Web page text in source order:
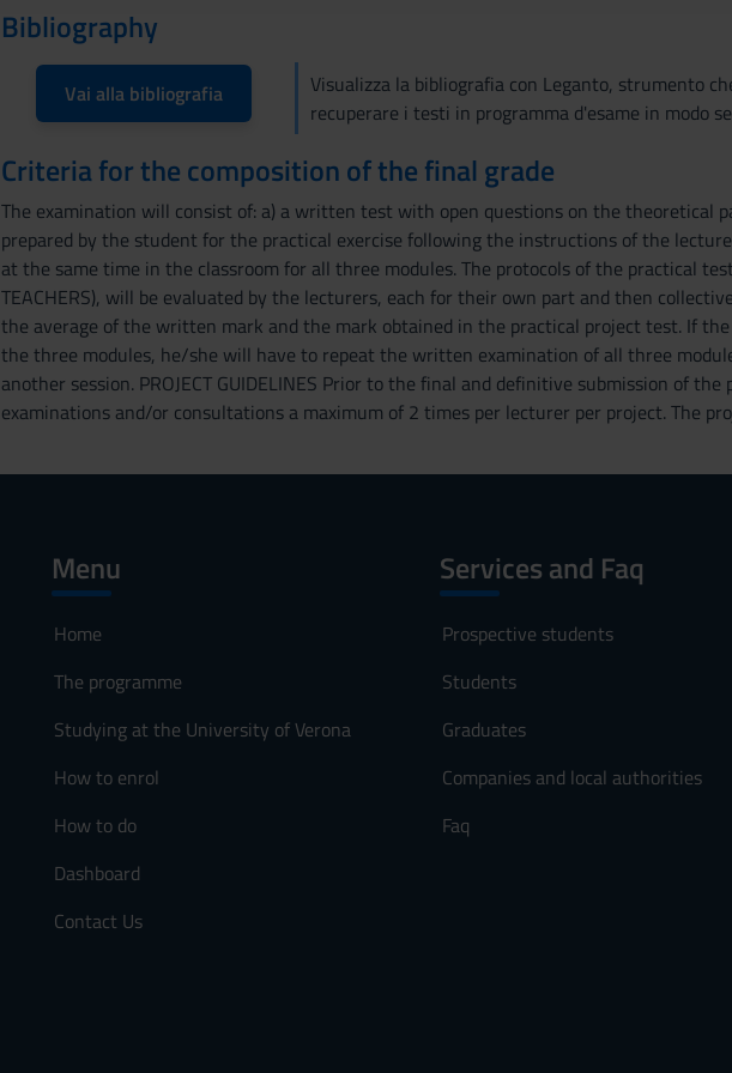
Bibliography
Vai alla bibliografia
Visualizza la bibliografia con Leganto, strumento
recuperare i testi in programma d'esame in modo
Criteria for the composition of the final grade
The examination will consist of: a) a written test with open questions on the theoretical
prepared by the student for the practical exercise following the instructions of the
at the same time in the classroom for all three modules. The protocols of the practical
TEACHERS), will be evaluated by the lecturers, each for their own part and then
the average of the written mark and the mark obtained in the practical project test. If
the three modules, he/she will have to repeat the written examination of all three
another session. PROJECT GUIDELINES Prior to the final and definitive submission of
examinations and/or consultations a maximum of 2 times per lecturer per project. The
Menu
Home
The programme
Studying at the University of Verona
How to enrol
How to do
Dashboard
Contact Us
Services and Faq
Prospective students
Students
Graduates
Companies and local authorities
Faq